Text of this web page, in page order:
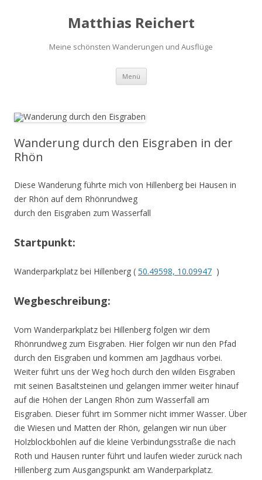
Matthias Reichert
Meine schönsten Wanderungen und Ausflüge
Menü Zum
springen
Wanderung durch den Eisgraben in der
Rhön
Diese Wanderung führte mich von Hillenberg bei Hausen in
der Rhön auf dem Rhönrundweg
durch den Eisgraben zum Wasserfall
Startpunkt:
Wanderparkplatz bei Hillenberg ( 50.49598, 10.09947 )
Wegbeschreibung:
Vom Wanderparkplatz bei Hillenberg folgen wir dem
Rhönrundweg zum Eisgraben. Hier folgen wir nun den Pfad
durch den Eisgraben und kommen am Jagdhaus vorbei.
Weiter führt uns der Weg hoch durch den wilden Eisgraben
mit seinen Basaltsteinen und gelangen immer weiter hinauf
auf die Höhen der Langen Rhön zum Wasserfall am
Eisgraben. Dieser führt im Sommer nicht immer Wasser. Über
die Wiesen und Matten der Rhön, gelangen wir nun über
Holzblockbohlen auf die kleine Verbindungsstraße die nach
Roth und Hausen runter führt und laufen wieder zurück nach
Hillenberg zum Ausgangspunkt am Wanderparkplatz.